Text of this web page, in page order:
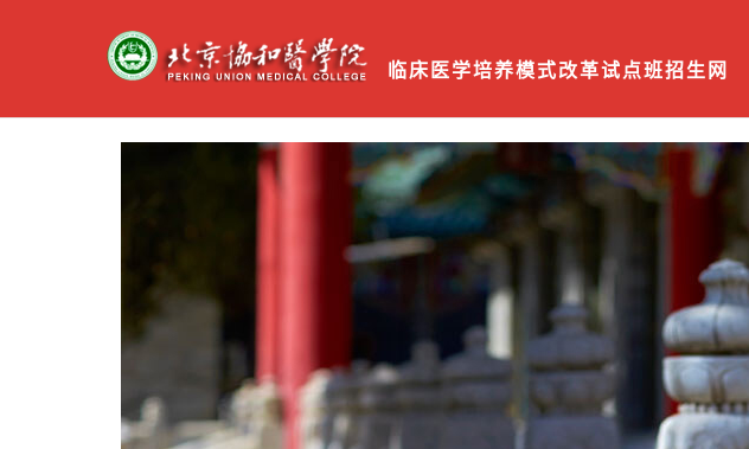
临床医学培养模式改革试点班招生网